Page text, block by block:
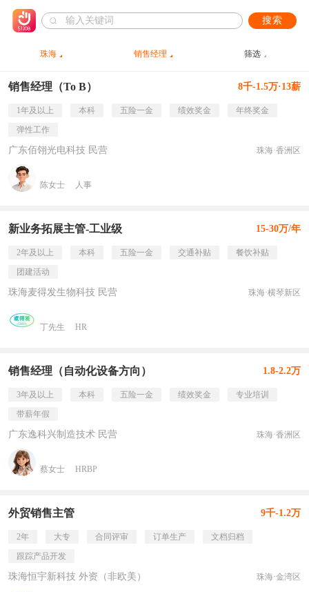
搜索
珠海 销售经理 筛选
销售经理（To B） 8千-1.5万·13薪
1年及以上 本科 五险一金 绩效奖金
年终奖金
弹性工作
广东佰翎光电科技 民营 珠海·香洲区
陈女士 人事
新业务拓展主管-工业级 15-30万/年
2年及以上 本科 五险一金 交通补贴
餐饮补贴
团建活动
珠海麦得发生物科技 民营 珠海·横琴新区
丁先生 HR
销售经理（自动化设备方向） 1.8-2.2万
3年及以上 本科 五险一金 绩效奖金
专业培训
带薪年假
广东逸科兴制造技术 民营 珠海·香洲区
蔡女士 HRBP
外贸销售主管 9千-1.2万
2年 大专 合同评审 订单生产
文档归档
跟踪产品开发
珠海恒宇新科技 外资（非欧美） 珠海·金湾区